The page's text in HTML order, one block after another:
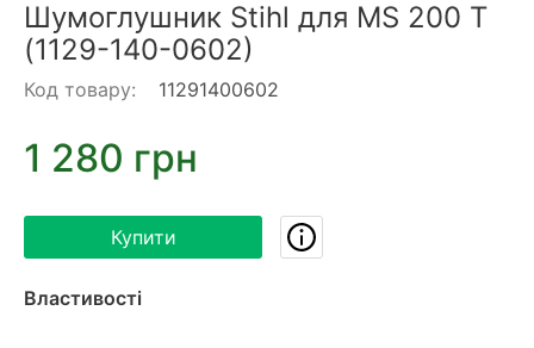
Шумоглушник Stihl для MS 200 T
(1129-140-0602)
Код товару: 11291400602
1 280 грн
Купити
Властивості